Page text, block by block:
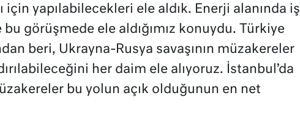
için yapılabilecekleri ele aldık. Enerji alanında iş
görüşmede ele aldığımız konuydu. Türkiye
beri, Ukrayna-Rusya savaşının müzakereler
her daim ele alıyoruz. İstanbul’da
bu yolun açık olduğunun en net